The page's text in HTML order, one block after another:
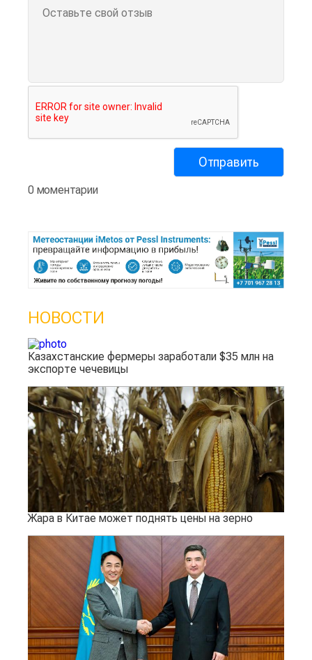
0 моментарии
НОВОСТИ
Казахстанские фермеры заработали $35 млн на
экспорте чечевицы
Жара в Китае может поднять цены на зерно